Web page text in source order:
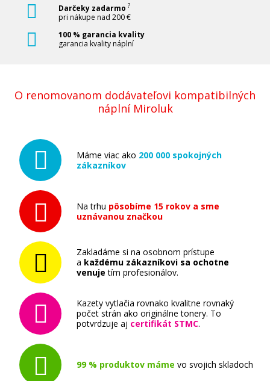
Darčeky zadarmo ?
pri nákupe nad 200 €
100 % garancia kvality
garancia kvality náplní
O renomovanom dodávateľovi kompatibilných
náplní Miroluk
Máme viac ako 200 000 spokojných
zákazníkov
Na trhu pôsobíme 15 rokov a sme
uznávanou značkou
Zakladáme si na osobnom prístupe
a každému zákazníkovi sa ochotne
venuje tím profesionálov.
Kazety vytlačia rovnako kvalitne rovnaký
počet strán ako originálne tonery. To
potvrdzuje aj certifikát STMC.
99 % produktov máme vo svojich skladoch